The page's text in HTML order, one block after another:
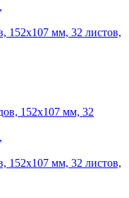
152х107 мм, 32 листов,
152х107 мм, 32 листов,